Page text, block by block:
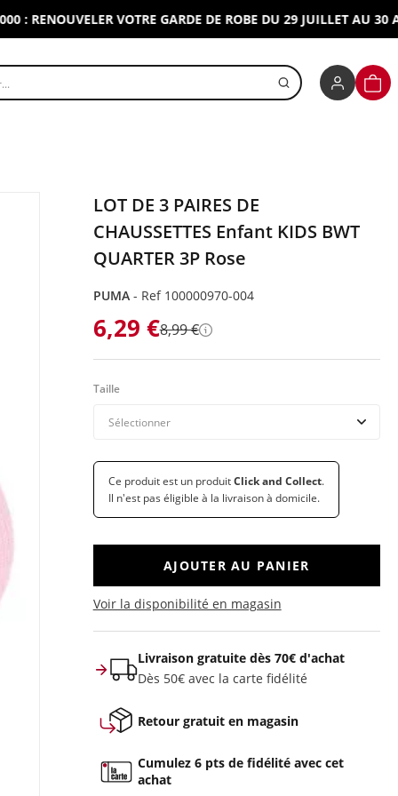
VOTRE GARDE DE ROBE DU 29 JUILLET AU 30
un produit
LOT DE 3 PAIRES DE
CHAUSSETTES Enfant KIDS BWT
QUARTER 3P Rose
PUMA - Ref 100000970-004
6,29 €8,99 € Détails
Taille
Ce produit est un produitClick and Collect.
Il n'est pas éligible à la livraison à domicile.
AJOUTER AU PANIER
Voir la disponibilité en magasin
Livraison gratuite dès 70€ d'achat
Dès 50€ avec la carte fidélité
Retour gratuit en magasin
Cumulez 6 pts de fidélité avec cet
achat